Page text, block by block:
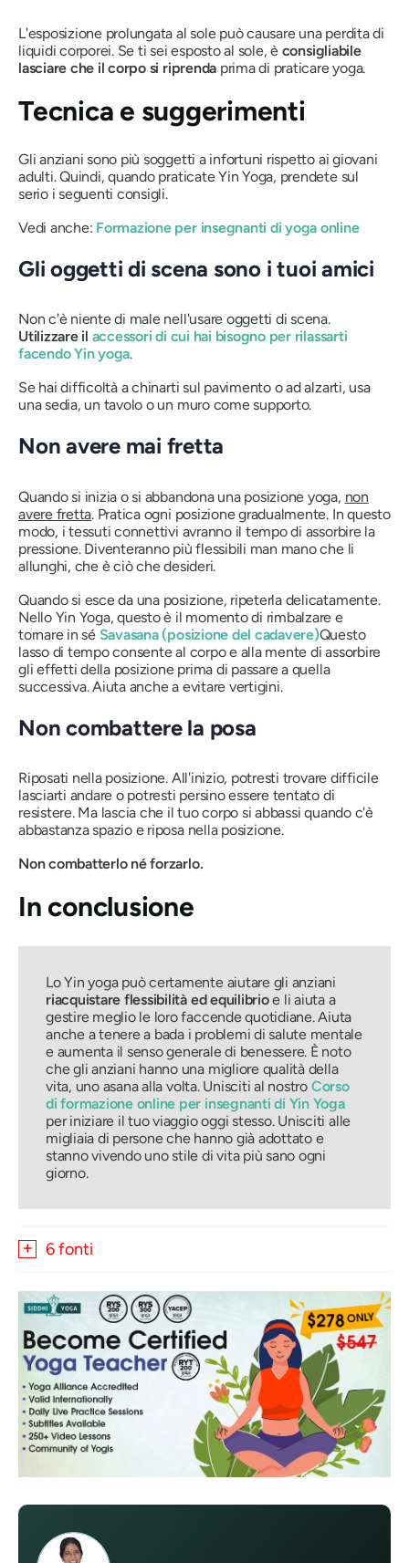
L'esposizione prolungata al sole può causare una perdita di
liquidi corporei. Se ti sei esposto al sole, è consigliabile
lasciare che il corpo si riprenda prima di praticare yoga.
Tecnica e suggerimenti
Gli anziani sono più soggetti a infortuni rispetto ai giovani
adulti. Quindi, quando praticate Yin Yoga, prendete sul
serio i seguenti consigli.
Vedi anche: Formazione per insegnanti di yoga online
Gli oggetti di scena sono i tuoi amici
Non c'è niente di male nell'usare oggetti di scena.
Utilizzare il accessori di cui hai bisogno per rilassarti
facendo Yin yoga.
Se hai difficoltà a chinarti sul pavimento o ad alzarti, usa
una sedia, un tavolo o un muro come supporto.
Non avere mai fretta
Quando si inizia o si abbandona una posizione yoga, non
avere fretta. Pratica ogni posizione gradualmente. In questo
modo, i tessuti connettivi avranno il tempo di assorbire la
pressione. Diventeranno più flessibili man mano che li
allunghi, che è ciò che desideri.
Quando si esce da una posizione, ripeterla delicatamente.
Nello Yin Yoga, questo è il momento di rimbalzare e
tornare in sé Savasana(posizione del cadavere)Questo
lasso di tempo consente al corpo e alla mente di assorbire
gli effetti della posizione prima di passare a quella
successiva. Aiuta anche a evitare vertigini.
Non combattere la posa
Riposati nella posizione. All'inizio, potresti trovare difficile
lasciarti andare o potresti persino essere tentato di
resistere. Ma lascia che il tuo corpo si abbassi quando c'è
abbastanza spazio e riposa nella posizione.
Non combatterlo né forzarlo.
In conclusione
Lo Yin yoga può certamente aiutare gli anziani
riacquistare flessibilità ed equilibrioe li aiuta a
gestire meglio le loro faccende quotidiane. Aiuta
anche a tenere a bada i problemi di salute mentale
e aumenta il senso generale di benessere. È noto
che gli anziani hanno una migliore qualità della
vita, uno asanaalla volta. Unisciti al nostro Corso
di formazione online per insegnanti di Yin Yoga
per iniziare il tuo viaggio oggi stesso. Unisciti alle
migliaia di persone che hanno già adottato e
stanno vivendo uno stile di vita più sano ogni
giorno.
6 fonti